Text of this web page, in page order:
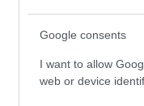
Google consents
I want to allow
web or device